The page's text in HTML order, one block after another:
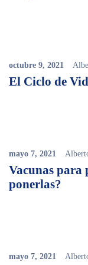
octubre 9, 2021
El Ciclo de
mayo 7, 2021
Vacunas para
ponerlas?
mayo 7, 2021